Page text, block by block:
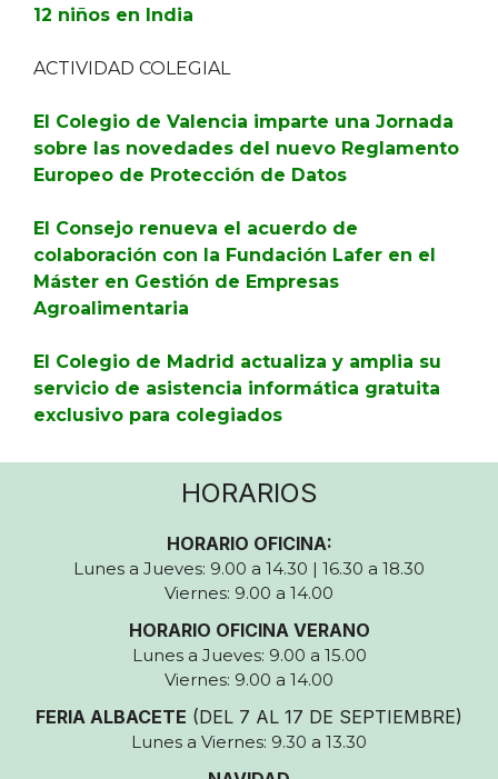
12 niños en India
ACTIVIDAD COLEGIAL
El Colegio de Valencia imparte una Jornada
sobre las novedades del nuevo Reglamento
Europeo de Protección de Datos
El Consejo renueva el acuerdo de
colaboración con la Fundación Lafer en el
Máster en Gestión de Empresas
Agroalimentaria
El Colegio de Madrid actualiza y amplia su
servicio de asistencia informática gratuita
exclusivo para colegiados
HORARIOS
HORARIO OFICINA:
Lunes a Jueves: 9.00 a 14.30 | 16.30 a 18.30
Viernes: 9.00 a 14.00
HORARIO OFICINA VERANO
Lunes a Jueves: 9.00 a 15.00
Viernes: 9.00 a 14.00
FERIA ALBACETE (DEL 7 AL 17 DE SEPTIEMBRE)
Lunes a Viernes: 9.30 a 13.30